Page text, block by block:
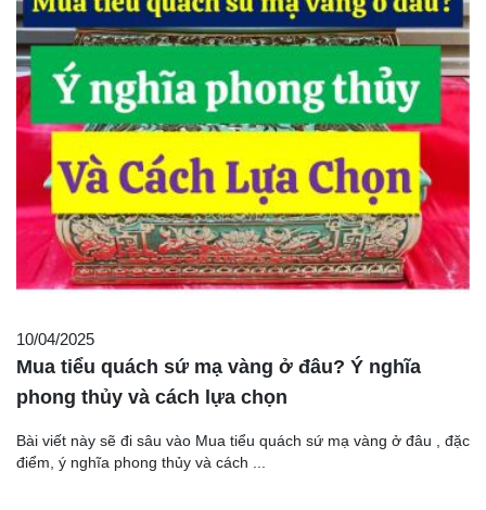
10/04/2025
Mua tiểu quách sứ mạ vàng ở đâu? Ý nghĩa
phong thủy và cách lựa chọn
Bài viết này sẽ đi sâu vào Mua tiểu quách sứ mạ vàng ở đâu , đặc
điểm, ý nghĩa phong thủy và cách ...